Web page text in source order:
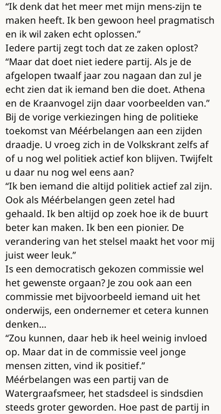
“Ik denk dat het meer met mijn mens-zijn te
maken heeft. Ik ben gewoon heel pragmatisch
en ik wil zaken echt oplossen.”
Iedere partij zegt toch dat ze zaken oplost?
“Maar dat doet niet iedere partij. Als je de
afgelopen twaalf jaar zou nagaan dan zul je
echt zien dat ik iemand ben die doet. Athena
en de Kraanvogel zijn daar voorbeelden van.”
Bij de vorige verkiezingen hing de politieke
toekomst van Méérbelangen aan een zijden
draadje. U vroeg zich in de Volkskrant zelfs af
of u nog wel politiek actief kon blijven. Twijfelt
u daar nu nog wel eens aan?
“Ik ben iemand die altijd politiek actief zal zijn.
Ook als Méérbelangen geen zetel had
gehaald. Ik ben altijd op zoek hoe ik de buurt
beter kan maken. Ik ben een pionier. De
verandering van het stelsel maakt het voor mij
juist weer leuk.”
Is een democratisch gekozen commissie wel
het gewenste orgaan? Je zou ook aan een
commissie met bijvoorbeeld iemand uit het
onderwijs, een ondernemer et cetera kunnen
denken…
“Zou kunnen, daar heb ik heel weinig invloed
op. Maar dat in de commissie veel jonge
mensen zitten, vind ik positief.”
Méérbelangen was een partij van de
Watergraafsmeer, het stadsdeel is sindsdien
steeds groter geworden. Hoe past de partij in